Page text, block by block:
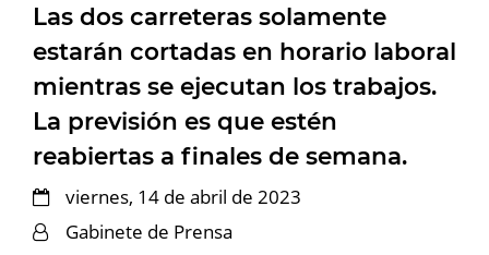
Las dos carreteras solamente
estarán cortadas en horario laboral
mientras se ejecutan los trabajos.
La previsión es que estén
reabiertas a finales de semana.
viernes, 14 de abril de 2023
Gabinete de Prensa